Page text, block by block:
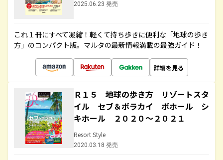
2025.06.23 発売
これ１冊にすべて凝縮！軽くて持ち歩きに便利な「地球の歩き
方」のコンパクト版。マルタの最新情報満載の最強ガイド！
詳細を見る
Ｒ１５ 地球の歩き方 リゾートスタ
イル セブ＆ボラカイ ボホール シ
キホール ２０２０～２０２１
Resort Style
2020.03.18 発売